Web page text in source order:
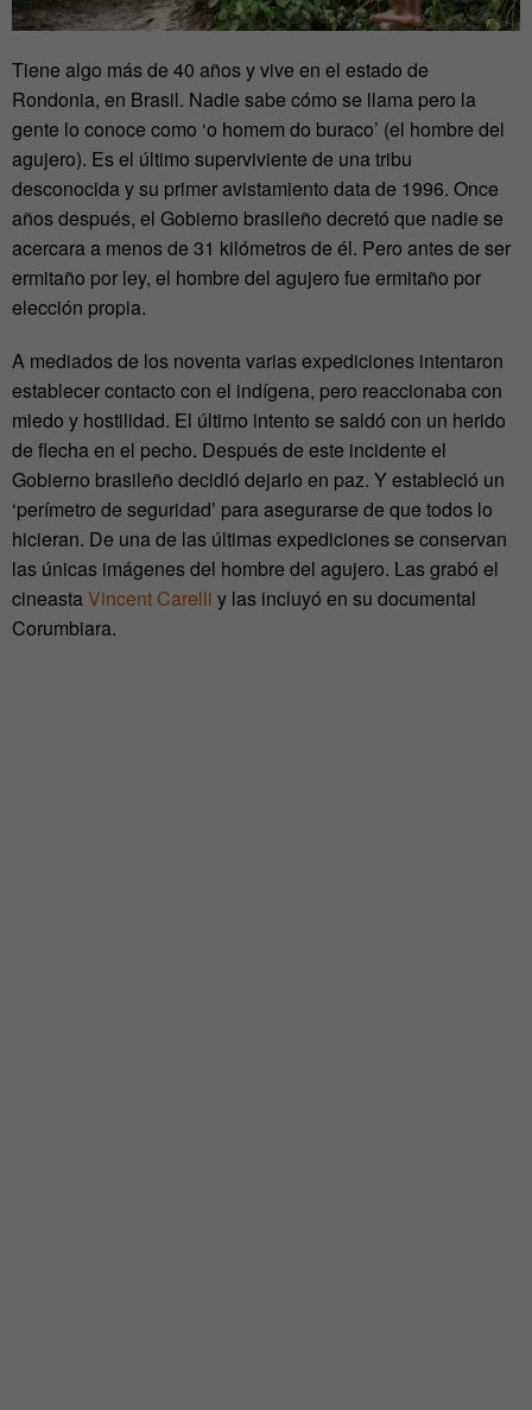
Tiene algo más de 40 años y vive en el estado de
Rondonia, en Brasil. Nadie sabe cómo se llama pero la
gente lo conoce como ‘o homem do buraco’ (el hombre del
agujero). Es el último superviviente de una tribu
desconocida y su primer avistamiento data de 1996. Once
años después, el Gobierno brasileño decretó que nadie se
acercara a menos de 31 kilómetros de él. Pero antes de ser
ermitaño por ley, el hombre del agujero fue ermitaño por
elección propia.
A mediados de los noventa varias expediciones intentaron
establecer contacto con el indígena, pero reaccionaba con
miedo y hostilidad. El último intento se saldó con un herido
de flecha en el pecho. Después de este incidente el
Gobierno brasileño decidió dejarlo en paz. Y estableció un
‘perímetro de seguridad’ para asegurarse de que todos lo
hicieran. De una de las últimas expediciones se conservan
las únicas imágenes del hombre del agujero. Las grabó el
cineastaVincent Carelli y las incluyó en su documental
Corumbiara.